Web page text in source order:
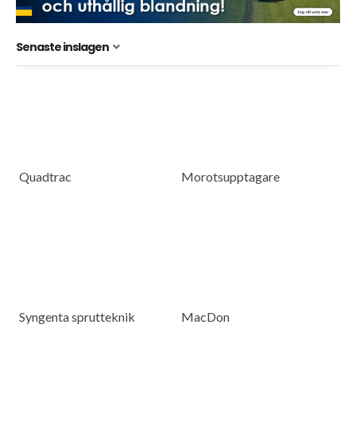
Senaste inslagen
Quadtrac Morotsupptagare
Syngenta sprutteknik MacDon